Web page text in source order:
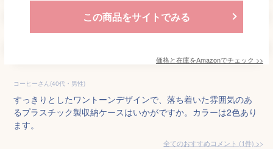
この商品をサイトでみる
価格と在庫をAmazonでチェック >>
コーヒーさん(40代・男性)
すっきりとしたワントーンデザインで、落ち着いた雰囲気のあ
るプラスチック製収納ケースはいかがですか。カラーは2色あり
ます。
全てのおすすめコメント (1件) >